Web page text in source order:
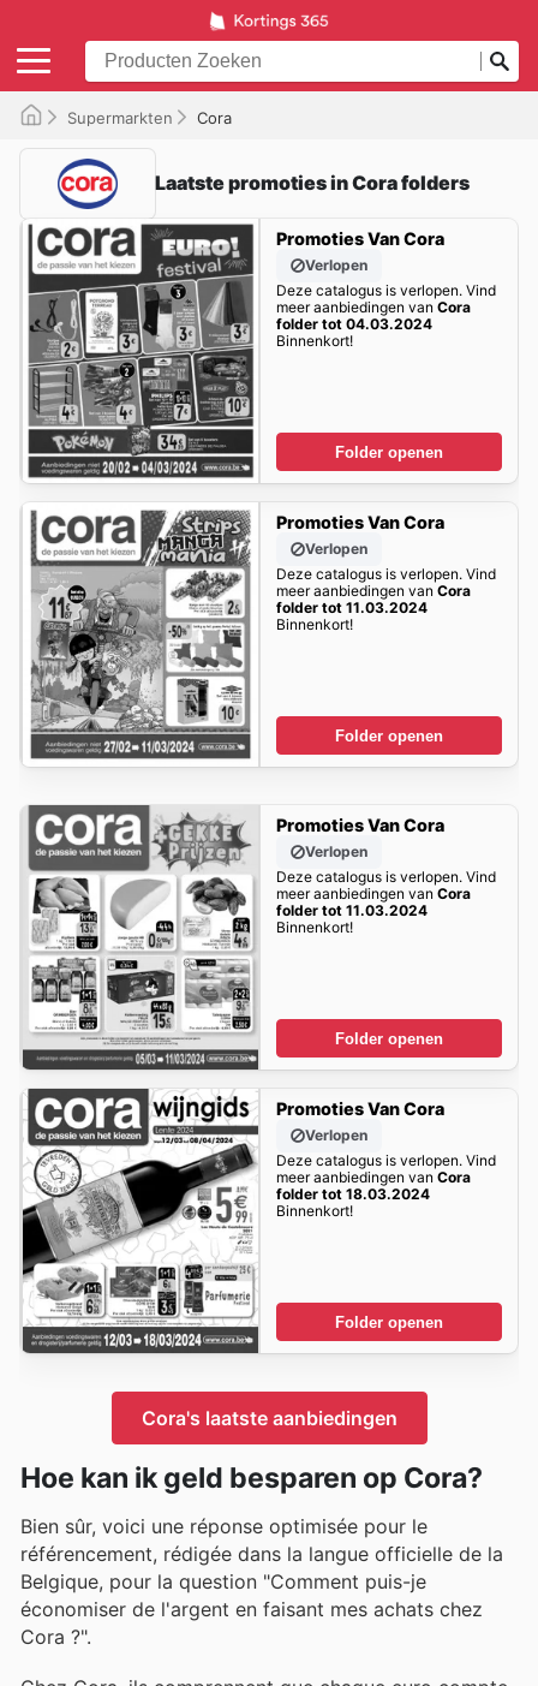
Supermarkten Cora
Laatste promoties in Cora folders
Promoties Van Cora
Verlopen
Deze catalogus is verlopen. Vind
meer aanbiedingen van Cora
folder tot 04.03.2024
Binnenkort!
Folder openen
Promoties Van Cora
Verlopen
Deze catalogus is verlopen. Vind
meer aanbiedingen van Cora
folder tot 11.03.2024
Binnenkort!
Folder openen
Promoties Van Cora
Verlopen
Deze catalogus is verlopen. Vind
meer aanbiedingen van Cora
folder tot 11.03.2024
Binnenkort!
Folder openen
Promoties Van Cora
Verlopen
Deze catalogus is verlopen. Vind
meer aanbiedingen van Cora
folder tot 18.03.2024
Binnenkort!
Folder openen
Cora's laatste aanbiedingen
Hoe kan ik geld besparen op Cora?
Bien sûr, voici une réponse optimisée pour le
référencement, rédigée dans la langue officielle de la
Belgique, pour la question "Comment puis-je
économiser de l'argent en faisant mes achats chez
Cora ?".